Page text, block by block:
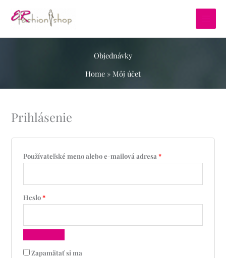
Objednávky
Home » Môj účet
Prihlásenie
Používateľské meno alebo e-mailová adresa*
Heslo*
Zapamätať si ma